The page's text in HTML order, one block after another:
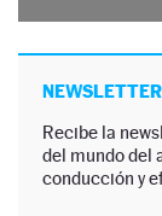
Recibe la
del mundo del
conducción y